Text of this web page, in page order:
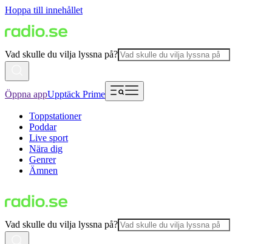
Hoppa till innehållet
Vad skulle du vilja lyssna på?
Öppna appUpptäck Prime
Toppstationer
Poddar
Live sport
Nära dig
Genrer
Ämnen
Vad skulle du vilja lyssna på?